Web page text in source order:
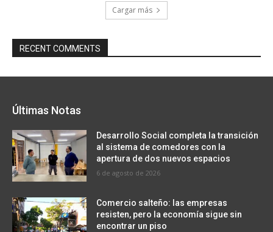
Cargar más
RECENT COMMENTS
Últimas Notas
Desarrollo Social completa la transición
al sistema de comedores con la
apertura de dos nuevos espacios
6 de agosto de 2026
Comercio salteño: las empresas
resisten, pero la economía sigue sin
encontrar un piso